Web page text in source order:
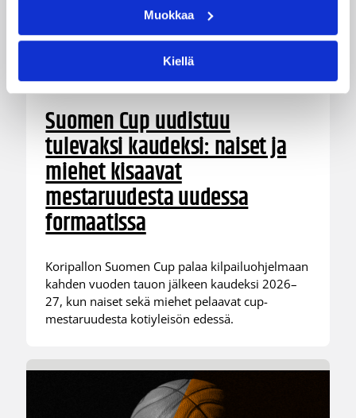
Muokkaa
Kiellä
Pääjuttu 12.06.2026 09:30
Suomen Cup uudistuu
tulevaksi kaudeksi: naiset ja
miehet kisaavat
mestaruudesta uudessa
formaatissa
Koripallon Suomen Cup palaa kilpailuohjelmaan
kahden vuoden tauon jälkeen kaudeksi 2026–
27, kun naiset sekä miehet pelaavat cup-
mestaruudesta kotiyleisön edessä.